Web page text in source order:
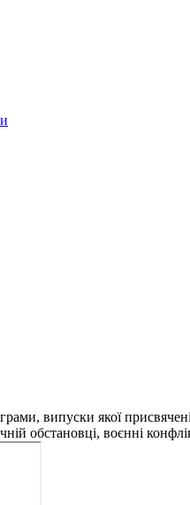
випуски якої
обстановці, воєнні